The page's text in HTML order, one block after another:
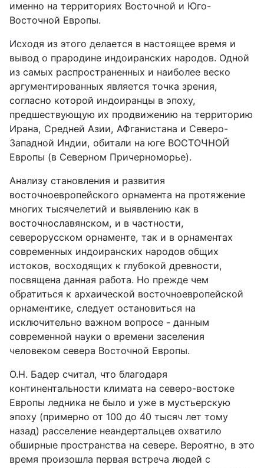
именно на территориях Восточной и Юго-
Восточной Европы.
Исходя из этого делается в настоящее время и
вывод о прародине индоиранских народов. Одной
из самых распространенных и наиболее веско
аргументированных является точка зрения,
согласно которой индоиранцы в эпоху,
предшествующую их продвижению на территорию
Ирана, Средней Азии, АФганистана и Северо-
Западной Индии, обитали на юге ВОСТОЧНОЙ
Европы (в Северном Причерноморье).
Анализу становления и развития
восточноевропейского орнамента на протяжение
многих тысячелетий и выявлению как в
восточнославянском, и в частности,
северорусском орнаменте, так и в орнаментах
современных индоиранских народов общих
истоков, восходящих к глубокой древности,
посвящена данная работа. Но прежде чем
обратиться к архаической восточноевропейской
орнаментике, следует остановиться на
исключительно важном вопросе - данным
современной науки о времени заселения
человеком севера Восточной Европы.
О.Н. Бадер считал, что благодаря
континентальности климата на северо-востоке
Европы ледника не было и уже в мустьерскую
эпоху (примерно от 100 до 40 тысяч лет тому
назад) расселение неандертальцев охватило
обширные пространства на севере. Вероятно, в это
время произошла первая встреча людей с